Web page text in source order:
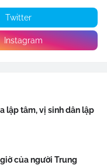
Twitter
Instagram
lập tâm, vị sinh dân lập
của người Trung